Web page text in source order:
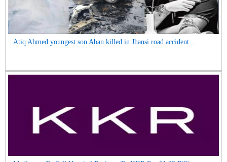
Atiq Ahmed youngest son Aban killed in Jhansi road accident...